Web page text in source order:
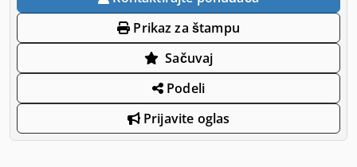
Prikaz za štampu
Sačuvaj
Podeli
Prijavite oglas